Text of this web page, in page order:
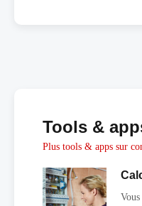
Tools &
Plus tools & apps sur